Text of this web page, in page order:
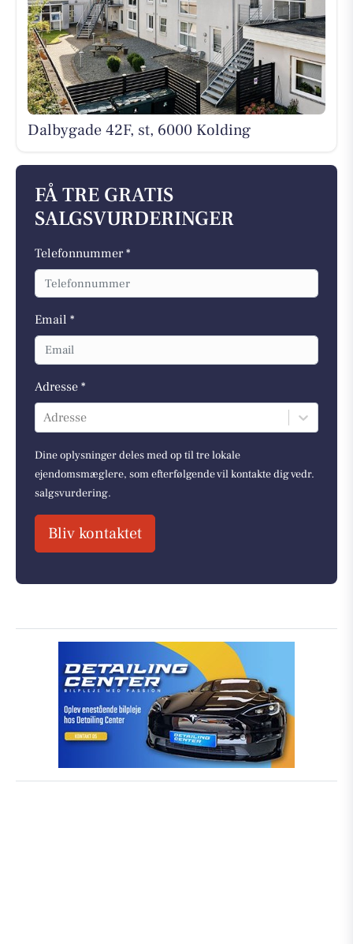
Dalbygade 42F, st, 6000 Kolding
FÅ TRE GRATIS
SALGSVURDERINGER
Telefonnummer *
Email *
Adresse *
Adresse
Dine oplysninger deles med op til tre lokale
ejendomsmæglere, som efterfølgende vil kontakte dig vedr.
salgsvurdering.
Bliv kontaktet